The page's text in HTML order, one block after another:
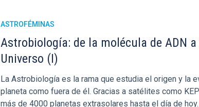
ASTROFÉMINAS
Astrobiología: de la molécula de ADN
Universo (I)
La Astrobiología es la rama que estudia el origen y la
planeta como fuera de él. Gracias a satélites como
más de 4000 planetas extrasolares hasta el día de